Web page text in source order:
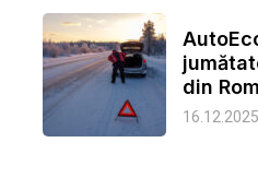
din
16.12.2025